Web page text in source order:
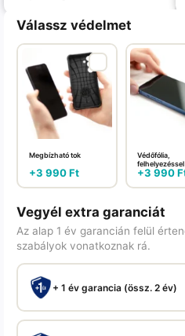
Válassz védelmet
Megbízható tok
+3 990Ft
Védőfólia,
felhelyezéssel
+3 990
Vegyél extra garanciát
Az alap 1 év garancián felül
szabályok vonatkoznak rá.
+ 1 év garancia (össz. 2 év)